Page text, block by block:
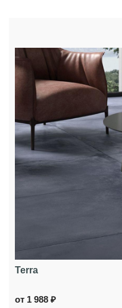
Terra
от 1 988 ₽